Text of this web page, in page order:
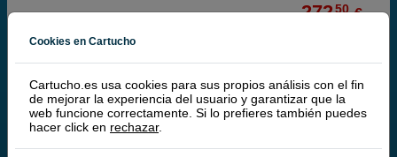
272,50 €
comprar >
HP
Cookies en Cartucho
Cartucho.es usa cookies para sus propios análisis con el fin
de mejorar la experiencia del usuario y garantizar que la
web funcione correctamente. Si lo prefieres también puedes
hacer click en rechazar.